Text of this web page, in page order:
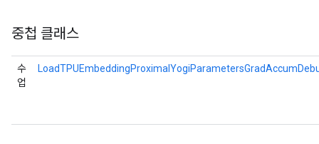
중첩 클래스
수
업